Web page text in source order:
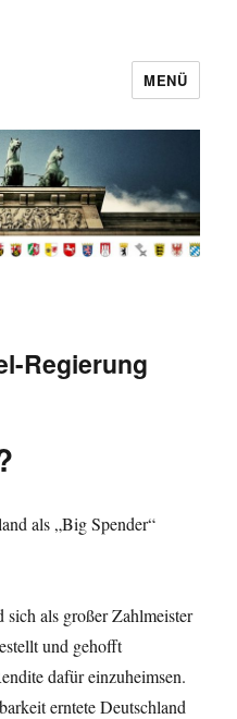
MENÜ
Regierung
als „Big Spender“
sich als großer Zahlmeister
und gehofft
dafür einzuheimsen.
erntete Deutschland